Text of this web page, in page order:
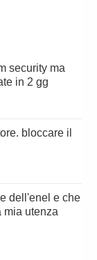
in 2 gg
mia utenza